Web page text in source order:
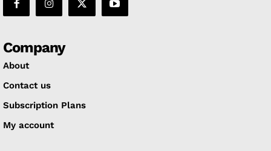
Company
About
Contact us
Subscription Plans
My account